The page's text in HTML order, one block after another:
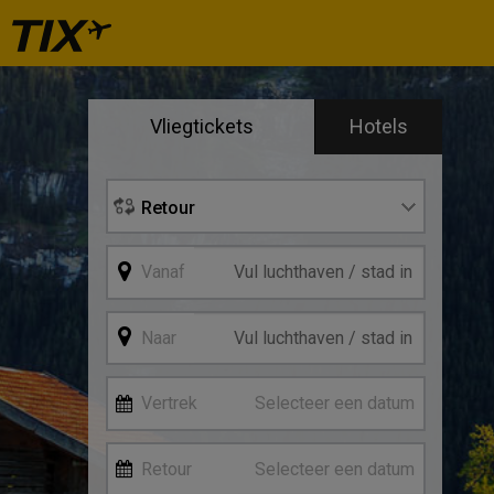
Vliegtickets Hotels
Retour
Vanaf
Naar
Vertrek Selecteer een datum
Retour Selecteer een datum